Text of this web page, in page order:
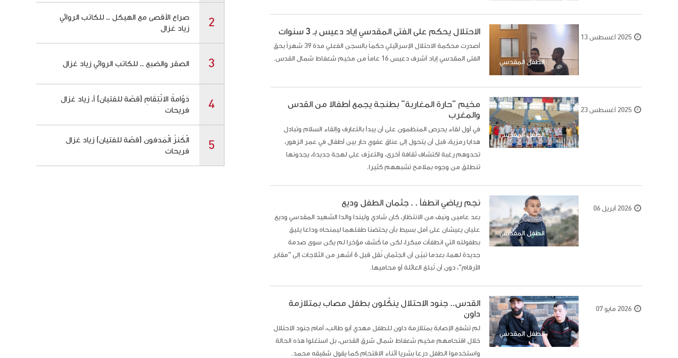
2025 أغسطس 13
الطفل المقدسي
الاحتلال يحكم على الفتى المقدسي إياد دعيس بـ 3 سنوات
أصدرت محكمة الاحتلال الإسرائيلي حكماً بالسجن الفعلي مدة 39 شهراً بحق
الفتى المقدسي إياد أشرف دعيس 16 عاماً من مخيم شعفاط شمال القدس.
2025 أغسطس 23
الطفل المقدسي
مخيم "حارة المغاربة" بطنجة يجمع أطفالا من القدس
والمغرب
في أول لقاء يحرص المنظمون على أن يبدأ بالتعارف وإلقاء السلام وتبادل
هدايا رمزية، قبل أن يتحول إلى عناق عفوي حار بين أطفال في عمر الزهور،
تحدوهم رغبة اكتشاف ثقافة أخرى، والتعرّف على لهجة جديدة، يجدونها
تنطلق من وجوه بملامح تشبههم كثيرا.
2026 أبريل 06
الطفل المقدسي
نجم رياضي انطفأ . . جثمان الطفل وديع
بعد عامين ونيف من الانتظار، كان شادي وليندا والدا الشهيد المقدسي وديع
عليان يعيشان على أمل بسيط بأن يحتضنا طفلهما ليمنحاه وداعا يليق
بطفولته التي انطفأت مبكرا، لكن ما كُشف مؤخرا لم يكن سوى صدمة
جديدة لهما، بعدما تبيّن أن الجثمان نُقل قبل 6 أشهر من الثلاجات إلى "مقابر
الأرقام"، دون أن تُبلغ العائلة أو محاميها.
2026 مايو 07
الطفل المقدسي
القدس.. جنود الاحتلال ينكّلون بطفل مصاب بمتلازمة
داون
لم تشفع الإصابة بمتلازمة داون للطفل مهدي أبو طالب، أمام جنود الاحتلال
خلال اقتحامهم مخيم شعفاط شمال شرق القدس، بل استغلوا هذه الحالة
واستخدموا الطفل درعا بشريا أثناء الاقتحام كما يقول شقيقه محمد.
صراع الأقصى مع الهيكل .. للكاتب الروائي
زياد غزال
الصقر والضبع .. للكاتب الروائي زياد غزال
دَوَّامةُ الانْتِقَامِ (قصّة للفتيان) أ. زياد غزال
فريحات
الْكَنزُ الْمَدفون (قصّة للفتيان) زياد غزال
فريحات